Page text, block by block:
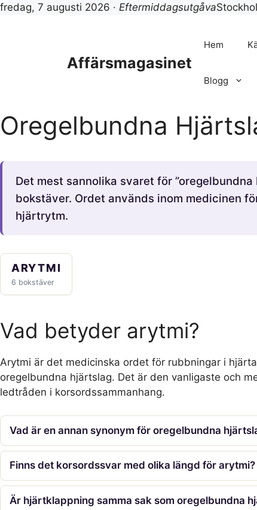
fredag, 7 augusti 2026 · Eftermiddagsutgåva
Affärsmagasinet
Hem
Blogg
Oregelbundna
Det mest sannolika svaret för
bokstäver. Ordet används inom medicinen
hjärtrytm.
ARYTMI
6 bokstäver
Vad betyder arytmi?
Arytmi är det medicinska ordet för rubbningar i
oregelbundna hjärtslag. Det är den vanligaste och
ledtråden i korsordssammanhang.
Vad är en annan synonym för oregelbundna
Finns det korsordssvar med olika längd för arytmi?
Är hjärtklappning samma sak som oregelbundna